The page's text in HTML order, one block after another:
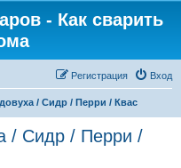
- Как cварить
Вход
Регистрация
/ Сидр / Перри / Квас
/ Сидр / Перри /